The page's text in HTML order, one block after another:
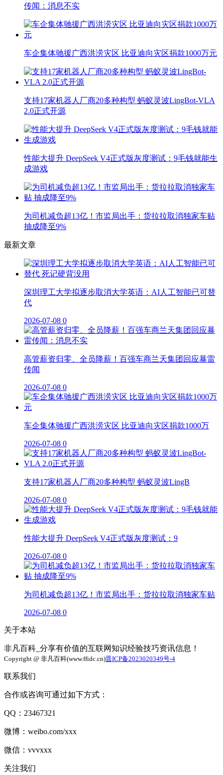
传闻：消息不实
车企集体驰援广西洪涝灾区 比亚迪向灾区捐款1000万元
支持17家机器人厂商20多种构型 蚂蚁灵波LingBot-VLA
2.0正式开源
性能大提升 DeepSeek V4正式版灰度测试：9毛钱就能生
成游戏
为司机减负超13亿！市监局出手：货拉拉取消独家车贴
抽成降至9%
最新文章
深圳理工大学拟逐步取消大学英语：AI人工智能已可替
代
2026-07-08 0
高管薪资归零、全员降薪！百强车商兰天集团回应暴雷
传闻
2026-07-08 0
车企集体驰援广西洪涝灾区 比亚迪向灾区捐款1000万
2026-07-08 0
支持17家机器人厂商20多种构型 蚂蚁灵波LingB
2026-07-08 0
性能大提升 DeepSeek V4正式版灰度测试：9
2026-07-08 0
为司机减负超13亿！市监局出手：货拉拉取消独家车贴
2026-07-08 0
关于本站
非凡百科_分享有价值的互联网知识经验技巧资讯信息！
Copyright @ 非凡百科(www.ffidc.cn)晋ICP备2023020349号-4
联系我们
合作或咨询可通过如下方式：
QQ：23467321
微博：weibo.com/xxx
微信：vvvxxx
关注我们